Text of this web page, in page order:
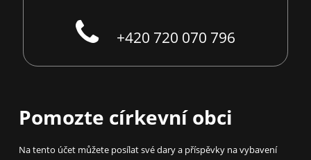
+420 720 070 796
Pomozte církevní obci
Na tento účet můžete posílat své dary a příspěvky na vybavení